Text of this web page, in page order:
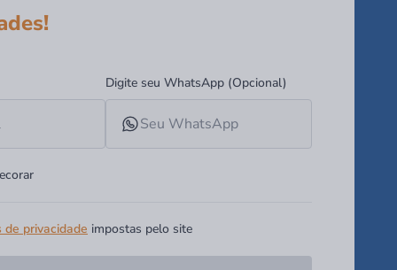
Digite seu WhatsApp (Opcional)
privacidade impostas pelo site